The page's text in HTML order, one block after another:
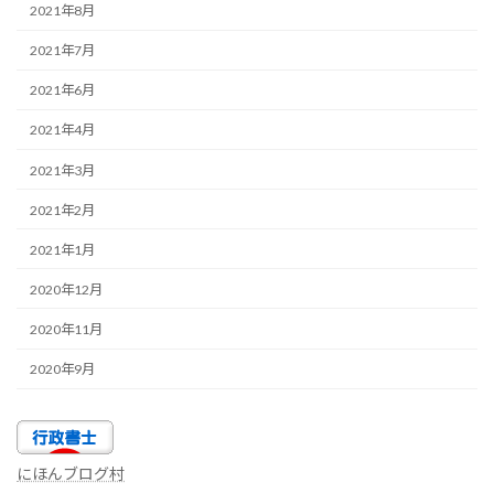
2021年8月
2021年7月
2021年6月
2021年4月
2021年3月
2021年2月
2021年1月
2020年12月
2020年11月
2020年9月
にほんブログ村